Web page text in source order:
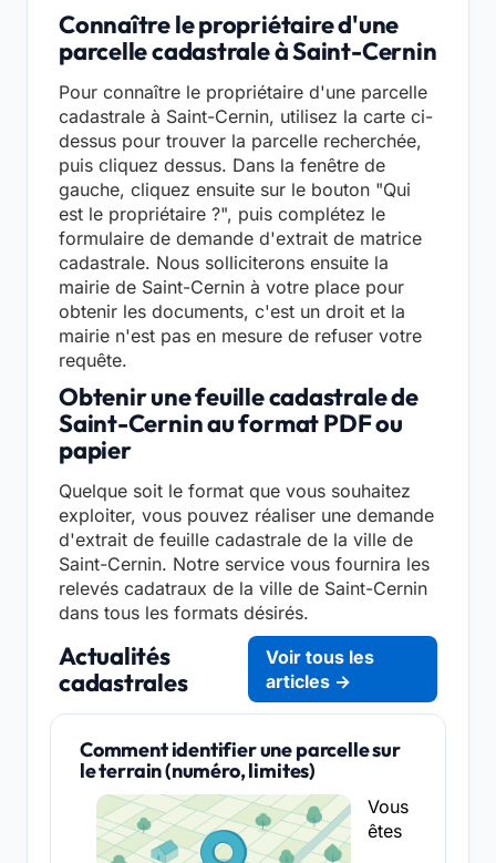
Connaître le propriétaire d'une
parcelle cadastrale à Saint-Cernin
Pour connaître le propriétaire d'une parcelle
cadastrale à Saint-Cernin, utilisez la carte ci-
dessus pour trouver la parcelle recherchée,
puis cliquez dessus. Dans la fenêtre de
gauche, cliquez ensuite sur le bouton "Qui
est le propriétaire ?", puis complétez le
formulaire de demande d'extrait de matrice
cadastrale. Nous solliciterons ensuite la
mairie de Saint-Cernin à votre place pour
obtenir les documents, c'est un droit et la
mairie n'est pas en mesure de refuser votre
requête.
Obtenir une feuille cadastrale de
Saint-Cernin au format PDF ou
papier
Quelque soit le format que vous souhaitez
exploiter, vous pouvez réaliser une demande
d'extrait de feuille cadastrale de la ville de
Saint-Cernin. Notre service vous fournira les
relevés cadatraux de la ville de Saint-Cernin
dans tous les formats désirés.
Actualités
cadastrales
Voir tous les
articles →
Comment identifier une parcelle sur
le terrain (numéro, limites)
Vous
êtes